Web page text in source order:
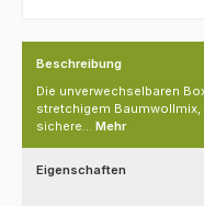
Beschreibung
Die unverwechselbaren
stretchigem
sichere… Mehr
Eigenschaften